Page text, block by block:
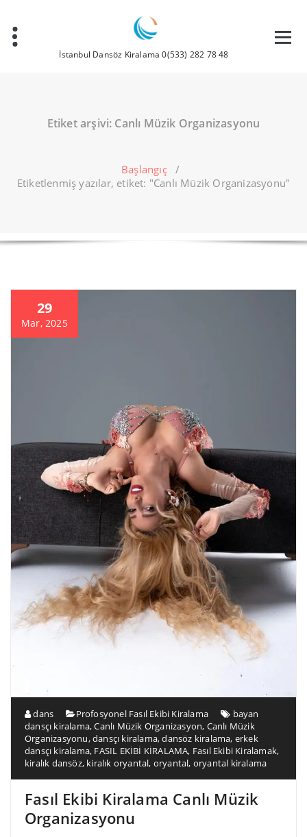
İstanbul Dansöz Kiralama 0(533) 282 78 48
Etiket arşivi: Canlı Müzik Organizasyonu
Başlangıç/
Etiketlenmiş yazılar, etiket: "Canlı Müzik Organizasyonu"
29
Mar, 2025
dans Profosyonel Fasıl Ekibi Kiralama
bayan
dansçı kiralama,Canlı Müzik Organizasyon, Canlı Müzik
Organizasyonu,dansçı kiralama,dansöz kiralama, erkek
dansçı kiralama, FASIL EKİBİ KİRALAMA, Fasıl Ekibi Kiralamak,
kiralık dansöz, kiralık oryantal, oryantal, oryantal kiralama
Fasıl Ekibi Kiralama Canlı Müzik
Organizasyonu